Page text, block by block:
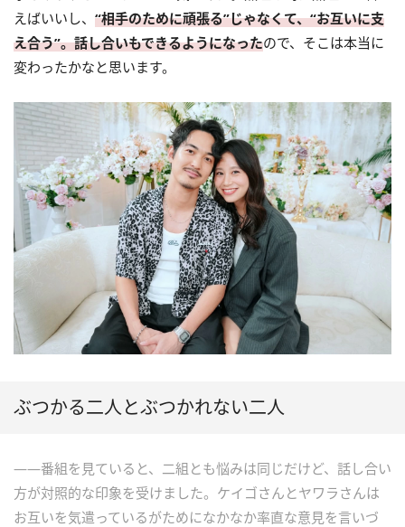
えばいいし、 “相手のために頑張る”じゃなくて、“お互いに支
え合う”。話し合いもできるようになったので、そこは本当に
変わったかなと思います。
ぶつかる二人とぶつかれない二人
――番組を見ていると、二組とも悩みは同じだけど、話し合い
方が対照的な印象を受けました。ケイゴさんとヤワラさんは
お互いを気遣っているがためになかなか率直な意見を言いづ